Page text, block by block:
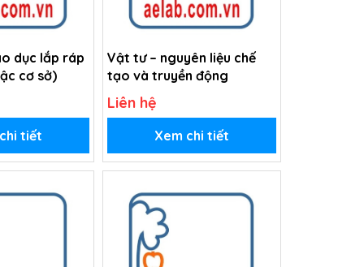
dục lắp ráp
cơ sở)
tiết
Vật tư – nguyên liệu chế
tạo và truyền động
Liên hệ
Xem chi tiết